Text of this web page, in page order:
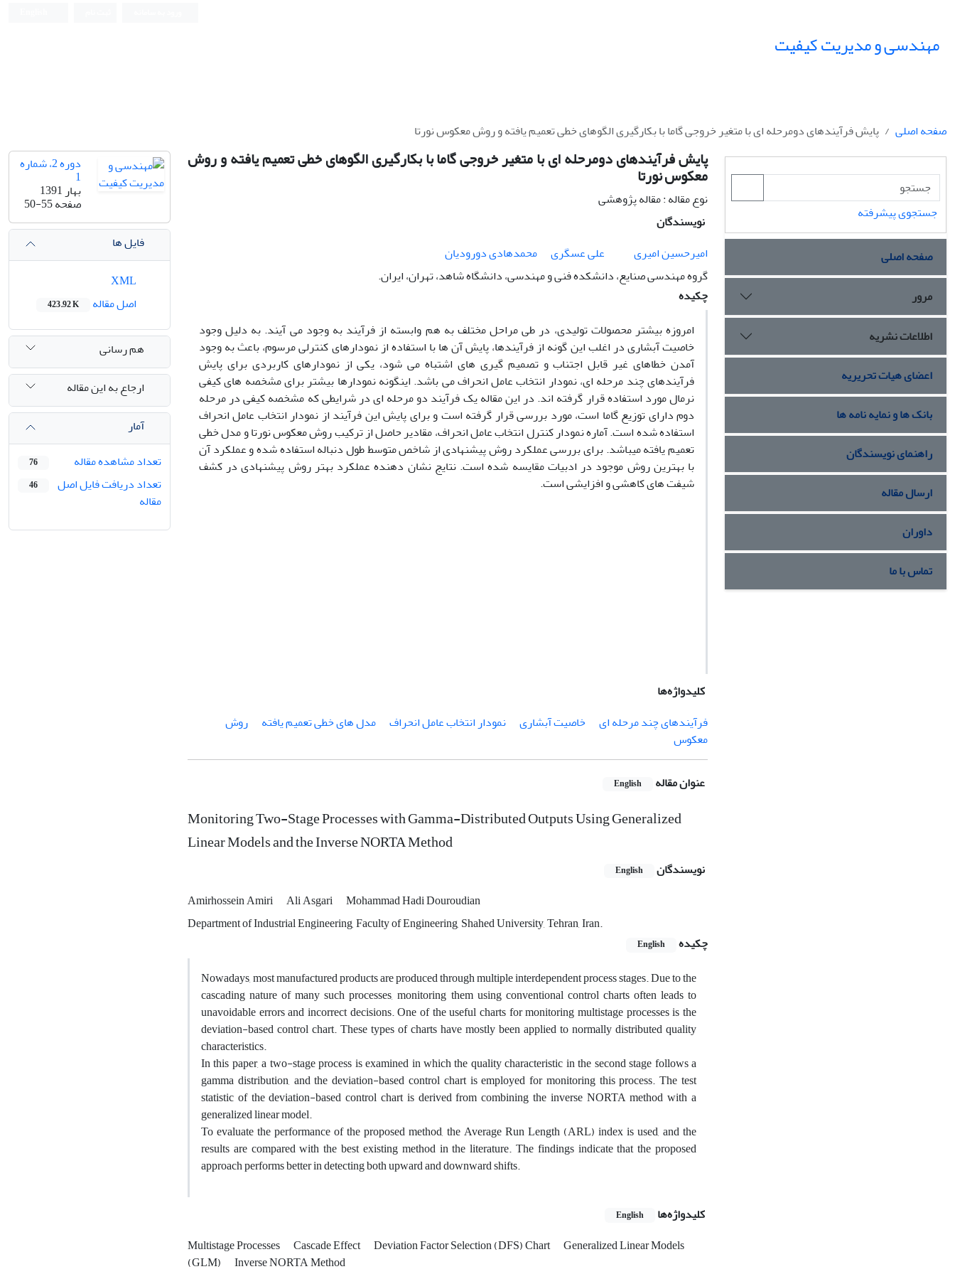
مهندسی و مدیریت کیفیت
صفحه اصلی پایش فرآیندهای دومرحله ای با متغیر خروجی گاما‏ با بکارگیری الگوهای خطی تعمیم یافته و روش معکوس نورتا
پایش فرآیندهای دومرحله ای با متغیر خروجی گاما‏ با بکارگیری الگوهای خطی تعمیم یافته و روش
معکوس نورتا
نوع مقاله : مقاله پژوهشی
نویسندگان
امیرحسین امیری
علی عسگری
محمدهادی دورودیان
گروه مهندسی صنایع، دانشکده فنی و مهندسی، دانشگاه شاهد، تهران، ایران.
چکیده
امروزه بیشتر محصولات تولیدی، در طی مراحل مختلف به هم وابسته از فرآیند به وجود می آیند. به دلیل وجود
خاصیت آبشاری در اغلب این گونه از فرآیندها، پایش آن ها با استفاده از نمودارهای کنترلی مرسوم، باعث به وجود
آمدن خطاهای غیر قابل اجتناب و تصمیم گیری های اشتباه می شود، یکی از نمودارهای کاربردی برای پایش
فرآیندهای چند مرحله ای، نمودار انتخاب عامل انحراف می باشد. اینگونه نمودارها بیشتر برای مشخصه های کیفی
نرمال مورد استفاده قرار گرفته اند. در این مقاله یک فرآیند دو مرحله ای در شرایطی که مشخصه کیفی در مرحله
دوم دارای توزیع گاما است، مورد بررسی قرار گرفته است و برای پایش این فرآیند از نمودار انتخاب عامل انحراف
استفاده شده است. آماره نمودار کنترل انتخاب عامل انحراف، مقادیر حاصل از ترکیب روش معکوس نورتا و مدل خطی
تعمیم یافته می‏باشد. برای بررسی عملکرد روش پیشنهادی از شاخص متوسط طول دنباله استفاده شده و عملکرد آن
با بهترین روش موجود در ادبیات مقایسه شده است. نتایج نشان دهنده عملکرد بهتر روش پیشنهادی در کشف
شیفت های کاهشی و افزایشی است.
کلیدواژه‌ها
فرآیندهای چند مرحله ای
خاصیت آبشاری نمودار انتخاب عامل انحراف مدل های خطی تعمیم یافته
روش
معکوس
عنوان مقاله English
Monitoring Two-Stage Processes with Gamma-Distributed Outputs Using Generalized
Linear Models and the Inverse NORTA Method
نویسندگان English
Amirhossein Amiri Ali Asgari
Mohammad Hadi Douroudian
Department of Industrial Engineering, Faculty of Engineering, Shahed University, Tehran, Iran.
چکیده
English
Nowadays, most manufactured products are produced through multiple interdependent process stages. Due to the
cascading nature of many such processes, monitoring them using conventional control charts often leads to
unavoidable errors and incorrect decisions. One of the useful charts for monitoring multistage processes is the
deviation-based control chart. These types of charts have mostly been applied to normally distributed quality
characteristics.
In this paper, a two-stage process is examined in which the quality characteristic in the second stage follows a
gamma distribution, and the deviation-based control chart is employed for monitoring this process. The test
statistic of the deviation-based control chart is derived from combining the inverse NORTA method with a
generalized linear model.
To evaluate the performance of the proposed method, the Average Run Length (ARL) index is used, and the
results are compared with the best existing method in the literature. The findings indicate that the proposed
approach performs better in detecting both upward and downward shifts.
کلیدواژه‌ها English
Multistage Processes Cascade Effect Deviation Factor Selection (DFS) Chart Generalized Linear Models
(GLM)
Inverse NORTA Method
دوره 2، شماره
1
بهار 1391
صفحه50-55
فایل ها
اصل مقاله
423.92 K
هم رسانی
ارجاع به این مقاله
آمار
تعداد مشاهده مقاله
76
تعداد دریافت فایل اصل
مقاله
46
جستجوی پیشرفته
صفحه اصلی
مرور
اطلاعات نشریه
اعضای هیات تحریریه
بانک ها و نمایه نامه ها
راهنمای نویسندگان
ارسال مقاله
داوران
تماس با ما